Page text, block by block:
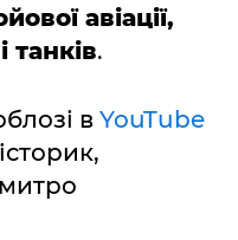
авіації,
танків.
в YouTube